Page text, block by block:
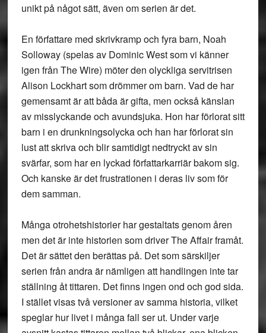
unikt på något sätt, även om serien är det.
En författare med skrivkramp och fyra barn, Noah
Solloway (spelas av Dominic West som vi känner
igen från The Wire) möter den olyckliga servitrisen
Alison Lockhart som drömmer om barn. Vad de har
gemensamt är att båda är gifta, men också känslan
av misslyckande och avundsjuka. Hon har förlorat sitt
barn i en drunkningsolycka och han har förlorat sin
lust att skriva och blir samtidigt nedtryckt av sin
svärfar, som har en lyckad författarkarriär bakom sig.
Och kanske är det frustrationen i deras liv som för
dem samman.
Många otrohetshistorier har gestaltats genom åren
men det är inte historien som driver The Affair framåt.
Det är sättet den berättas på. Det som särskiljer
serien från andra är nämligen att handlingen inte tar
ställning åt tittaren. Det finns ingen ond och god sida.
I stället visas två versioner av samma historia, vilket
speglar hur livet i många fall ser ut. Under varje